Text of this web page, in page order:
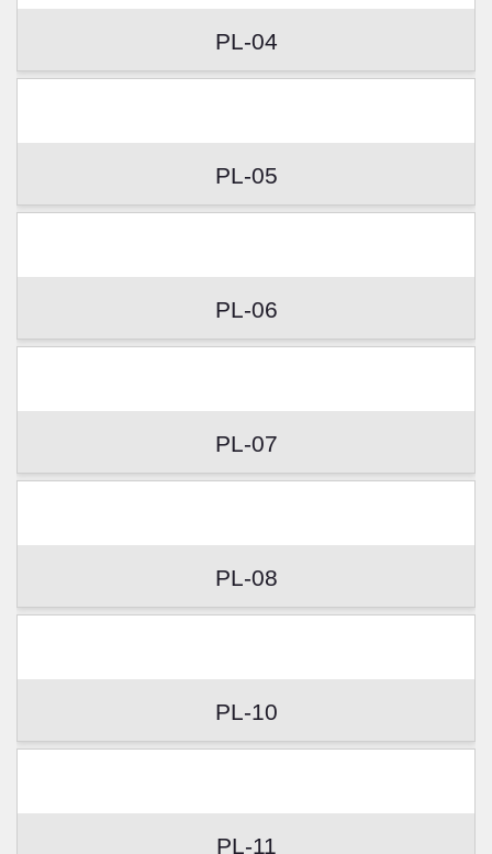
PL-04
PL-05
PL-06
PL-07
PL-08
PL-10
PL-11